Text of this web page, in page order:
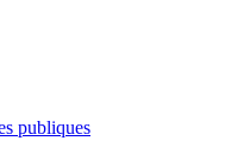
publiques